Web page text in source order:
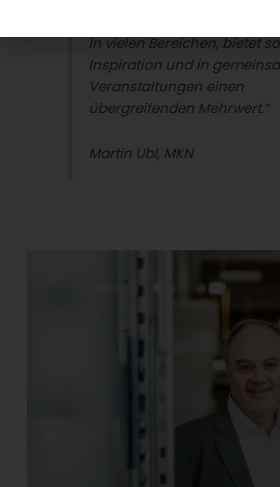
in vielen Bereichen, bietet so
Inspiration und in
Veranstaltungen einen
übergreifenden Mehrwert.“
Martin Ubl, MKN